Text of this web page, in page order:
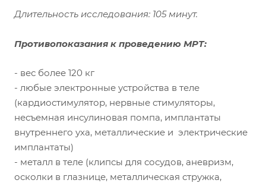
Длительность исследования: 105 минут.
Противопоказания к проведению МРТ:
- вес более 120 кг
- любые электронные устройства в теле
(кардиостимулятор, нервные стимуляторы,
несъемная инсулиновая помпа, имплантаты
внутреннего уха, металлические и электрические
имплантаты)
- металл в теле (клипсы для сосудов, аневризм,
осколки в глазнице, металлическая стружка,